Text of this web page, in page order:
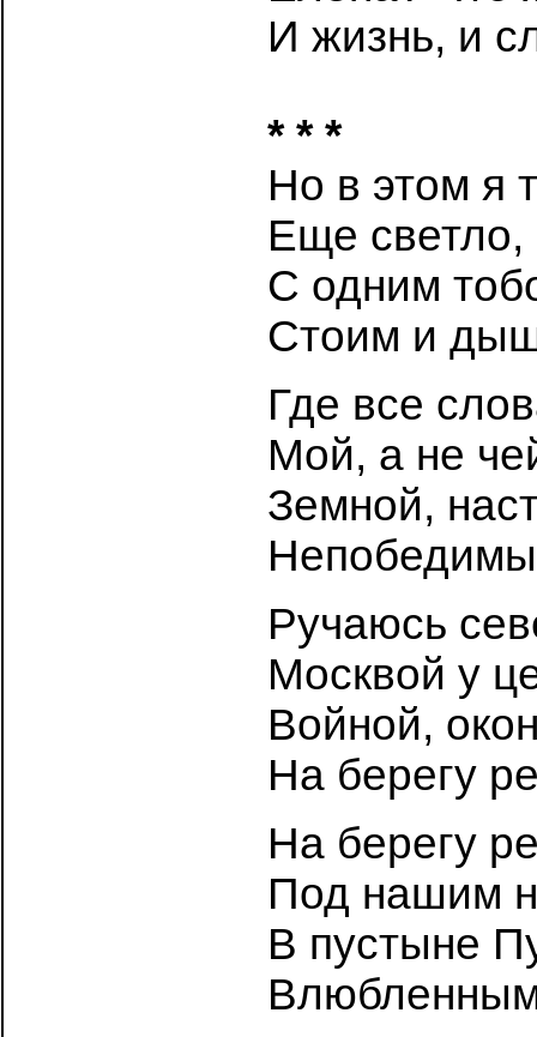
И жизнь, и
* * *
Но в этом я
Еще
С одним
Стоим и
Где все
Мой, а не
Земной,
Ручаюсь
Москвой у
Войной,
На берегу
На берегу
Под нашим
В пустыне